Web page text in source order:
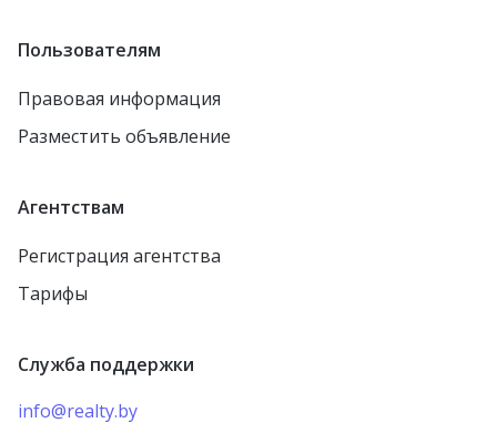
Пользователям
Правовая информация
Разместить объявление
Агентствам
Регистрация агентства
Тарифы
Служба поддержки
info@realty.by